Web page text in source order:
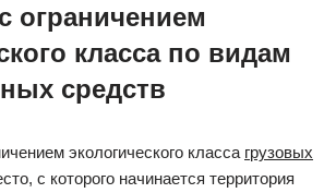
ограничением
класса по видам
средств
экологического класса грузовых
с которого начинается территория